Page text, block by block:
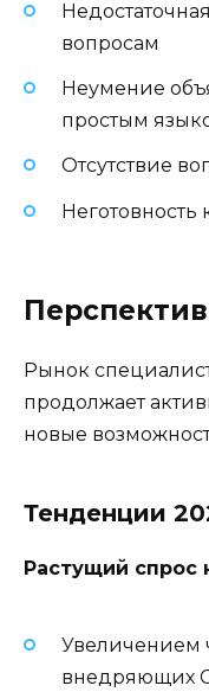
вопросам
Неумение
простым
Отсутствие
Рынок
продолжает
новые
Тенденции
Растущий спрос
Увеличением
внедряющих